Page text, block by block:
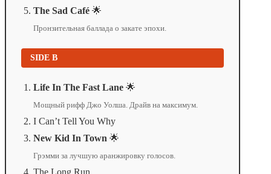
The Sad Café 🌟
Пронзительная баллада о закате эпохи.
SIDE B
Life In The Fast Lane 🌟
Мощный рифф Джо Уолша. Драйв на максимум.
I Can’t Tell You Why
New Kid In Town 🌟
Грэмми за лучшую аранжировку голосов.
The Long Run